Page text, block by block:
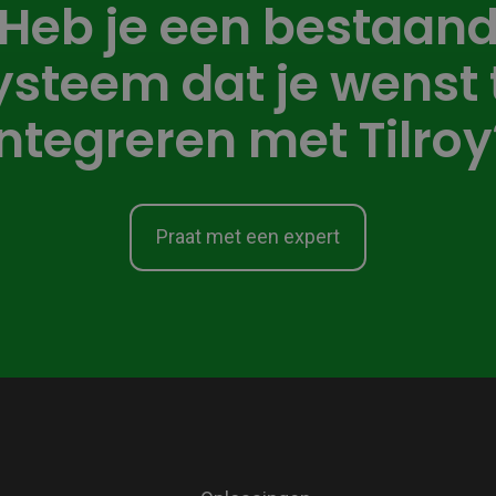
je een bestaand
dat je wenst
met
Praat met een expert